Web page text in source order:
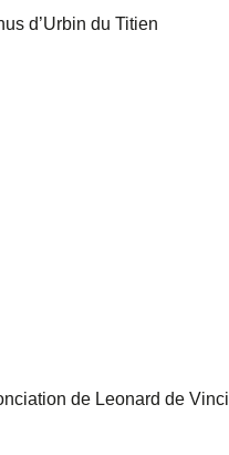
d’Urbin du Titien
de Leonard de Vinci